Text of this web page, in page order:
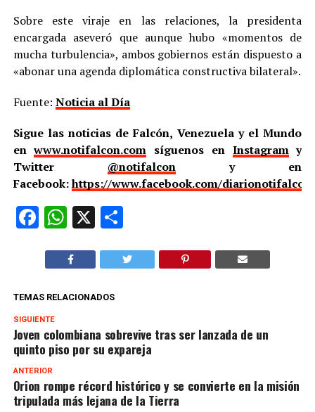
Sobre este viraje en las relaciones, la presidenta
encargada aseveró que aunque hubo «momentos de
mucha turbulencia», ambos gobiernos están dispuesto a
«abonar una agenda diplomática constructiva bilateral».
Fuente: Noticia al Día
Sigue las noticias de Falcón, Venezuela y el Mundo
enwww.notifalcon.com síguenos en Instagramy
Twitter @notifalcony en
Facebook:https://www.facebook.com/
Facebook
WhatsApp
X Compartir
TEMAS RELACIONADOS
SIGUIENTE
Joven colombiana sobrevive tras ser lanzada de un
quinto piso por su expareja
ANTERIOR
Orion rompe récord histórico y se convierte en la misión
tripulada más lejana de la Tierra